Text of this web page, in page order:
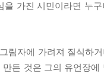
가진 시민이라면 누구
림자에 가려져 질식하거
든 것은 그의 유언장에